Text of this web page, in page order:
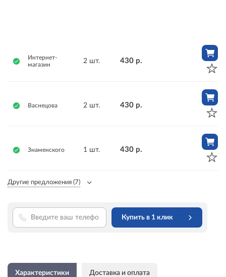
Интернет-
магазин
2 шт. 430 р.
Васнецова 2 шт. 430 р.
Знаменского 1 шт. 430 р.
Другие предложения (7)
Купить в 1 клик
Характеристики Доставка и оплата